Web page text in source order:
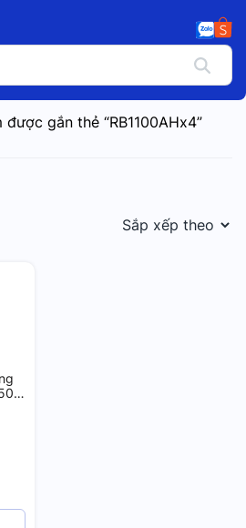
được gắn thẻ “RB1100AHx4”